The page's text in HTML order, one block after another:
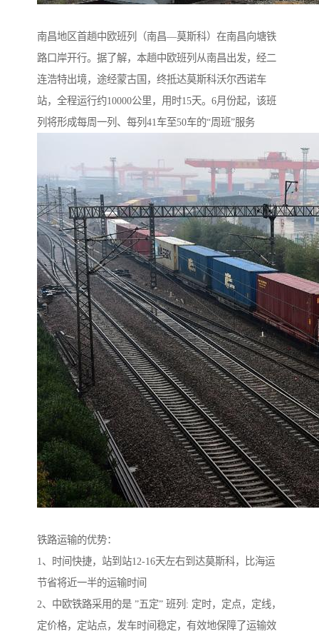
南昌地区首趟中欧班列（南昌—莫斯科）在南昌向塘铁
路口岸开行。据了解，本趟中欧班列从南昌出发，经二
连浩特出境，途经蒙古国，终抵达莫斯科沃尔西诺车
站，全程运行约10000公里，用时15天。6月份起，该班
列将形成每周一列、每列41车至50车的“周班”服务
铁路运输的优势：
1、时间快捷，站到站12-16天左右到达莫斯科，比海运
节省将近一半的运输时间
2、中欧铁路采用的是 ”五定” 班列: 定时，定点，定线，
定价格，定站点，发车时间稳定，有效地保障了运输效